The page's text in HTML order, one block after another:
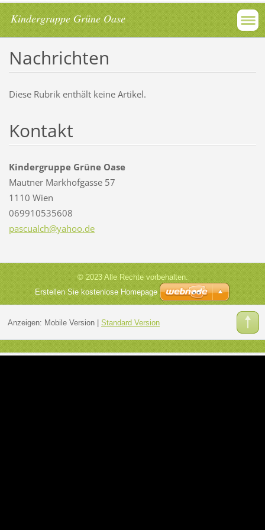
Kindergruppe Grüne Oase
Nachrichten
Diese Rubrik enthält keine Artikel.
Kontakt
Kindergruppe Grüne Oase
Mautner Markhofgasse 57
1110 Wien
069910535608
pascualch@yahoo.de
© 2023 Alle Rechte vorbehalten.
Erstellen Sie kostenlose Homepage
Anzeigen: Mobile Version| Standard Version